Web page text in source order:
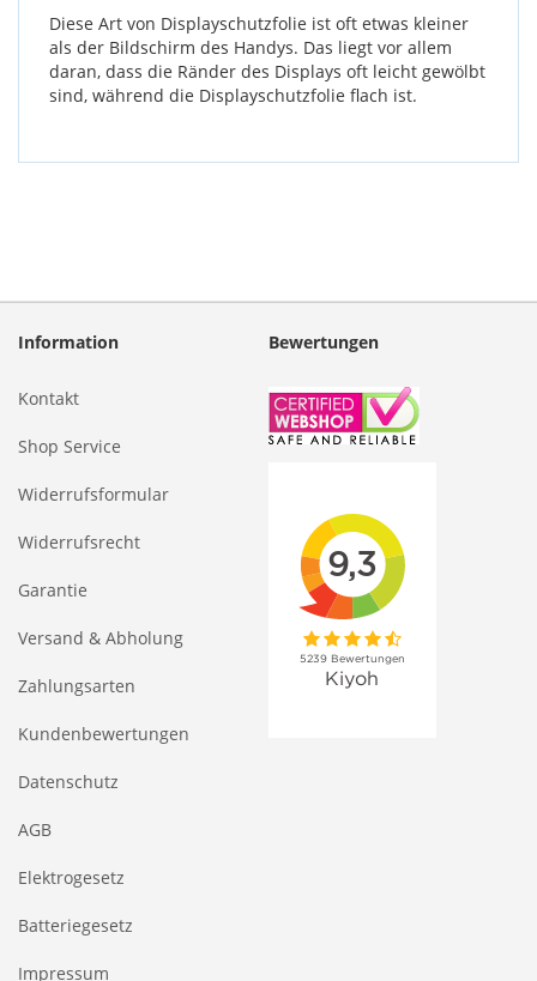
Diese Art von Displayschutzfolie ist oft etwas kleiner
als der Bildschirm des Handys. Das liegt vor allem
daran, dass die Ränder des Displays oft leicht gewölbt
sind, während die Displayschutzfolie flach ist.
Information
Kontakt
Shop Service
Widerrufsformular
Widerrufsrecht
Garantie
Versand & Abholung
Zahlungsarten
Kundenbewertungen
Datenschutz
AGB
Elektrogesetz
Batteriegesetz
Impressum
Bewertungen